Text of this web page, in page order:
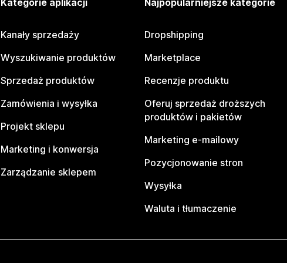
Kategorie aplikacji
Kanały sprzedaży
Wyszukiwanie produktów
Sprzedaż produktów
Zamówienia i wysyłka
Projekt sklepu
Marketing i konwersja
Zarządzanie sklepem
Najpopularniejsze kategorie
Dropshipping
Marketplace
Recenzje produktu
Oferuj sprzedaż droższych
produktów i pakietów
Marketing e-mailowy
Pozycjonowanie stron
Wysyłka
Waluta i tłumaczenie